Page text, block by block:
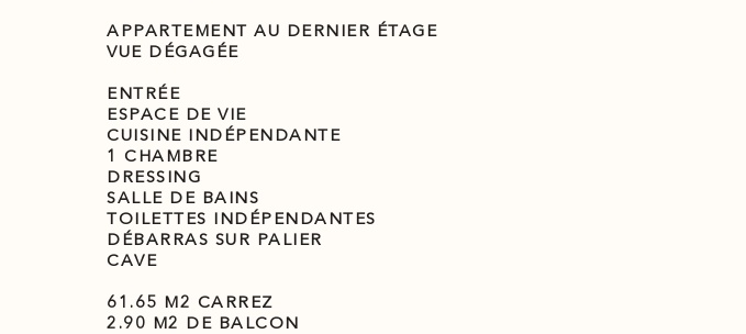
APPARTEMENT AU DERNIER ÉTAGE
VUE DÉGAGÉE
ENTRÉE
ESPACE DE VIE
CUISINE INDÉPENDANTE
1 CHAMBRE
DRESSING
SALLE DE BAINS
TOILETTES INDÉPENDANTES
DÉBARRAS SUR PALIER
CAVE
61.65 M2 CARREZ
2.90 M2 DE BALCON